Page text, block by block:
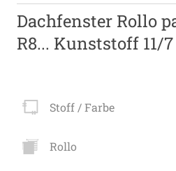
Dachfenster Rollo
R8... Kunststoff 11/
Stoff / Farbe
Rollo